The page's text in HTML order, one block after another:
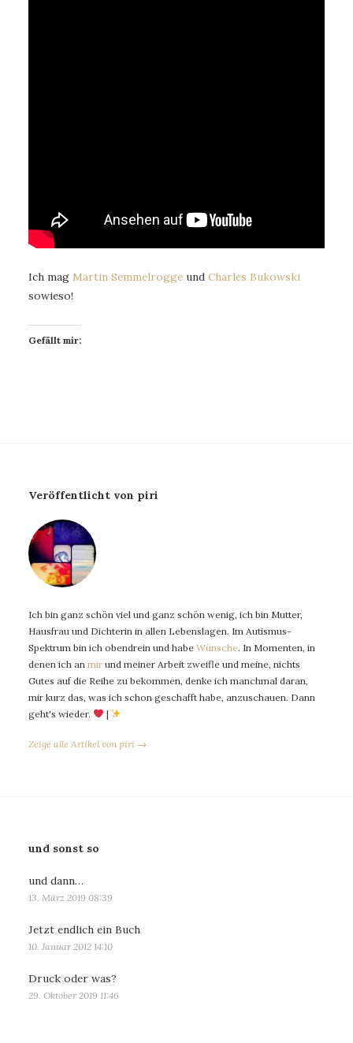
Ich mag Martin Semmelrogge und Charles Bukowski
sowieso!
Gefällt mir:
Veröffentlicht von piri
Ich bin ganz schön viel und ganz schön wenig, ich bin Mutter,
Hausfrau und Dichterin in allen Lebenslagen. Im Autismus-
Spektrum bin ich obendrein und habe Wünsche. In Momenten, in
denen ich an mir und meiner Arbeit zweifle und meine, nichts
Gutes auf die Reihe zu bekommen, denke ich manchmal daran,
mir kurz das, was ich schon geschafft habe, anzuschauen. Dann
geht's wieder.
|
Zeige alle Artikel von piri →
und sonst so
und dann…
13. März 2019 08:39
Jetzt endlich ein Buch
10. Januar 2012 14:10
Druck oder was?
29. Oktober 2019 11:46